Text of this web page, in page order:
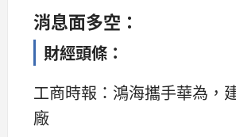
消息面多空：
財經頭條：
工商時報：鴻海攜手華為，
廠